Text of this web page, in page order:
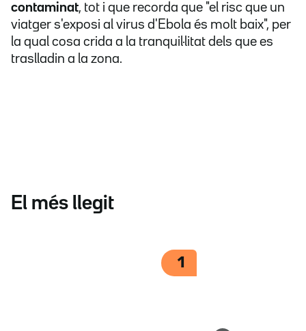
contaminat, tot i que recorda que "el risc que un
viatger s'exposi al virus d'Ebola és molt baix", per
la qual cosa crida a la tranquil·litat dels que es
traslladin a la zona.
El més llegit
1